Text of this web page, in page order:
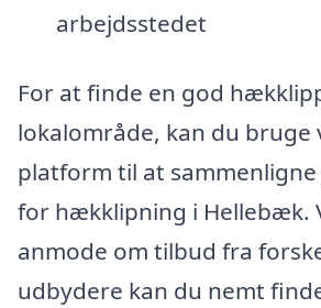
arbejdsstedet
For at finde en god
lokalområde, kan du bruge
platform til at
for hækklipning i Hellebæk.
anmode om tilbud fra
udbydere kan du nemt